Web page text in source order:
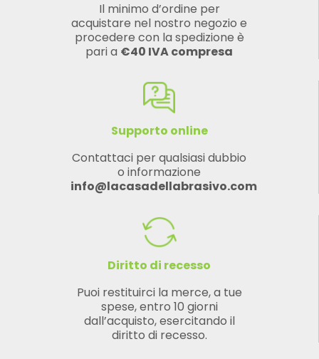
Il minimo d’ordine per
acquistare nel nostro negozio e
procedere con la spedizione è
pari a €40 IVA compresa
Supporto online
Contattaci per qualsiasi dubbio
o informazione
info@lacasadellabrasivo.com
Diritto di recesso
Puoi restituirci la merce, a tue
spese, entro 10 giorni
dall’acquisto, esercitando il
diritto di recesso.